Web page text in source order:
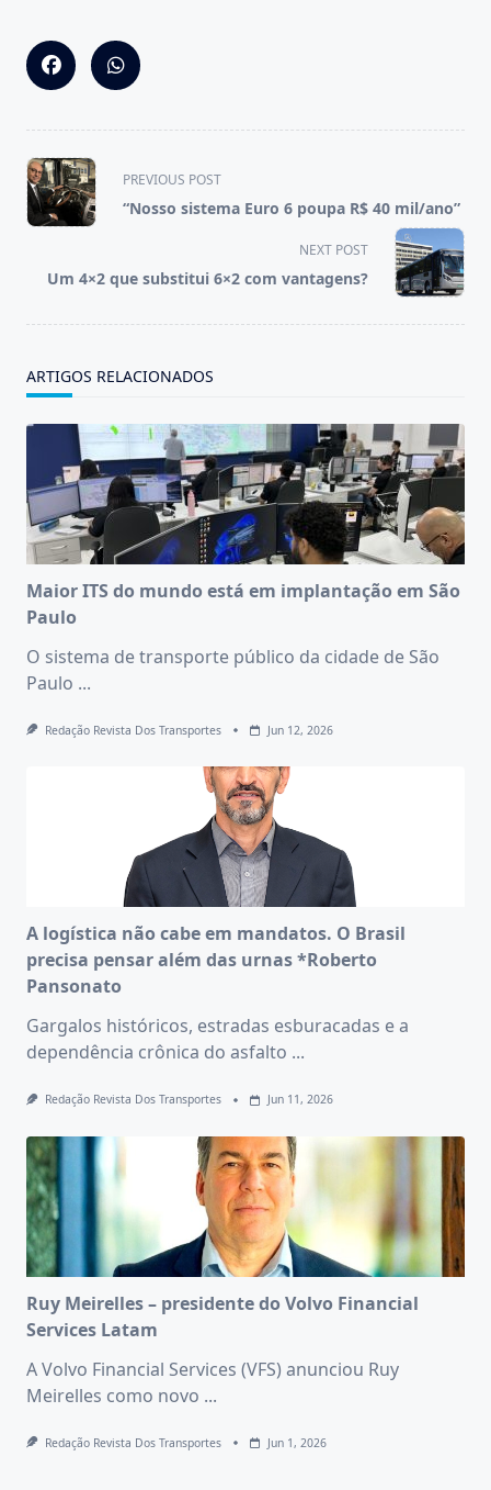
<span
class="nav-
subtitle
reader-
PREVIOUS POST
“Nosso sistema Euro 6 poupa R$ 40 mil/ano”
NEXT POST
Um 4×2 que substitui 6×2 com vantagens?
ARTIGOS RELACIONADOS
Maior ITS do mundo está em implantação em São
Paulo
O sistema de transporte público da cidade de São
Paulo ...
Redação Revista Dos Transportes Jun 12, 2026
A logística não cabe em mandatos. O Brasil
precisa pensar além das urnas*Roberto
Pansonato
Gargalos históricos, estradas esburacadas e a
dependência crônica do asfalto ...
Redação Revista Dos Transportes Jun 11, 2026
Ruy Meirelles – presidente do Volvo Financial
Services Latam
A Volvo Financial Services (VFS) anunciou Ruy
Meirelles como novo ...
Redação Revista Dos Transportes Jun 1, 2026